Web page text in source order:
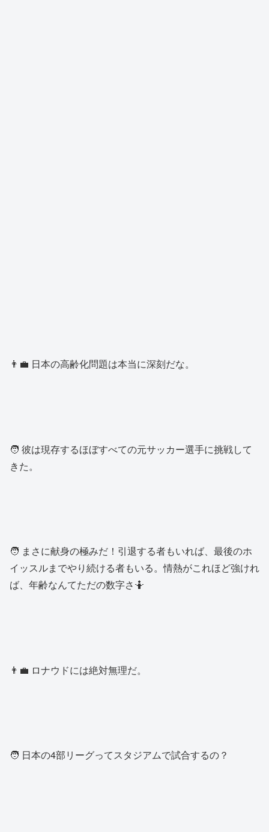
👨‍💼 日本の高齢化問題は本当に深刻だな。
🧑 彼は現存するほぼすべての元サッカー選手に挑戦して
きた。
🧑 まさに献身の極みだ！引退する者もいれば、最後のホ
イッスルまでやり続ける者もいる。情熱がこれほど強けれ
ば、年齢なんてただの数字さ🤷
👨‍💼 ロナウドには絶対無理だ。
🧑 日本の4部リーグってスタジアムで試合するの？